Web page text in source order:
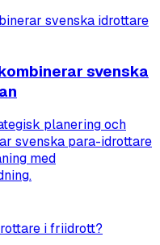
svenska
planering och
svenska para-idrottare
med